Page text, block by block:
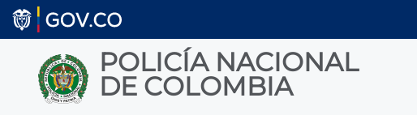
Skip to main content
POLICÍA NACIONAL
DE COLOMBIA